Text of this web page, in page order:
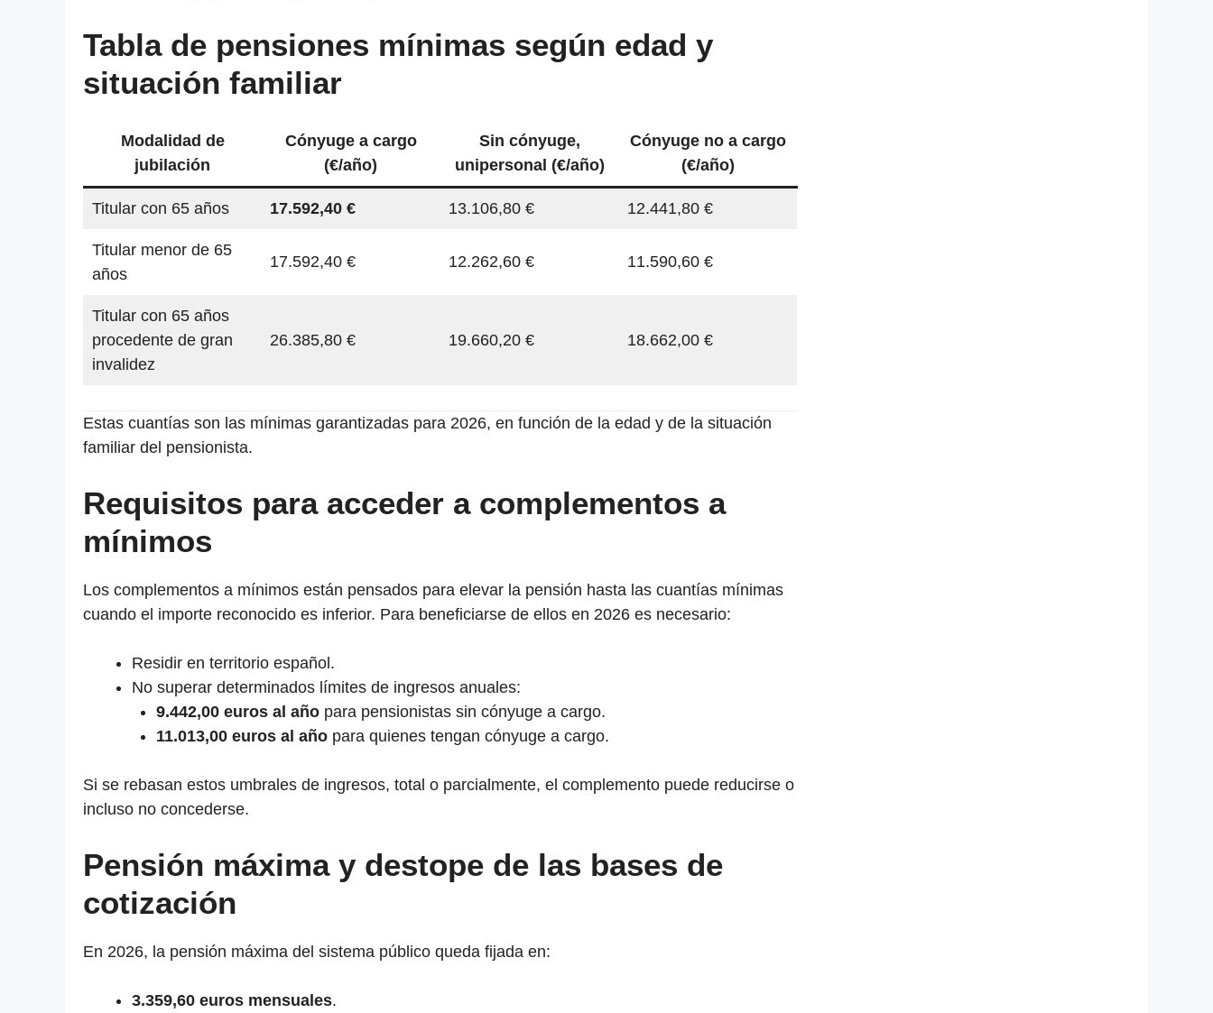
Tabla de pensiones mínimas según edad y
situación familiar
Modalidad de
jubilación
Cónyuge a cargo
(€/año)
Sin cónyuge,
unipersonal (€/año)
Cónyuge no a cargo
(€/año)
Titular con 65 años 17.592,40 € 13.106,80 € 12.441,80 €
Titular menor de 65
años
17.592,40 € 12.262,60 € 11.590,60 €
Titular con 65 años
procedente de gran
invalidez
26.385,80 € 19.660,20 € 18.662,00 €
Estas cuantías son las mínimas garantizadas para 2026, en función de la edad y de la situación
familiar del pensionista.
Requisitos para acceder a complementos a
mínimos
Los complementos a mínimos están pensados para elevar la pensión hasta las cuantías mínimas
cuando el importe reconocido es inferior. Para beneficiarse de ellos en 2026 es necesario:
Residir en territorio español.
No superar determinados límites de ingresos anuales:
9.442,00 euros al año para pensionistas sin cónyuge a cargo.
11.013,00 euros al año para quienes tengan cónyuge a cargo.
Si se rebasan estos umbrales de ingresos, total o parcialmente, el complemento puede reducirse o
incluso no concederse.
Pensión máxima y destope de las bases de
cotización
En 2026, la pensión máxima del sistema público queda fijada en:
3.359,60 euros mensuales.